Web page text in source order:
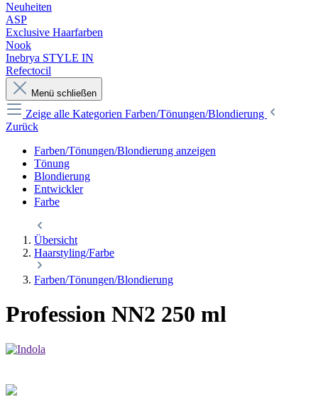
Neuheiten
ASP
Exclusive Haarfarben
Nook
Inebrya STYLE IN
Refectocil
Menü schließen
Zeige alle Kategorien Farben/Tönungen/Blondierung
Zurück
Farben/Tönungen/Blondierung anzeigen
Tönung
Blondierung
Entwickler
Farbe
Übersicht
Haarstyling/Farbe
Farben/Tönungen/Blondierung
Profession NN2 250 ml